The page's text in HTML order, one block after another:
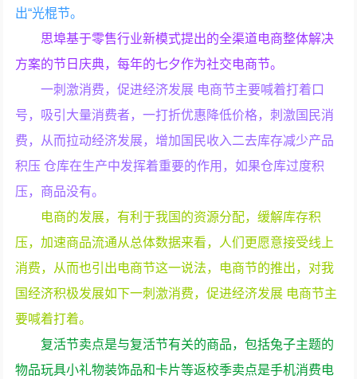
出“光棍节。
思埠基于零售行业新模式提出的全渠道电商整体解决
方案的节日庆典，每年的七夕作为社交电商节。
一刺激消费，促进经济发展 电商节主要喊着打着口
号，吸引大量消费者，一打折优惠降低价格，刺激国民消
费，从而拉动经济发展，增加国民收入二去库存减少产品
积压 仓库在生产中发挥着重要的作用，如果仓库过度积
压，商品没有。
电商的发展，有利于我国的资源分配，缓解库存积
压，加速商品流通从总体数据来看，人们更愿意接受线上
消费，从而也引出电商节这一说法，电商节的推出，对我
国经济积极发展如下一刺激消费，促进经济发展 电商节主
要喊着打着。
复活节卖点是与复活节有关的商品，包括兔子主题的
物品玩具小礼物装饰品和卡片等返校季卖点是手机消费电